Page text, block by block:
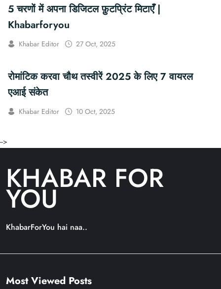
5 चरणों में अपना डिजिटल फ़ुटप्रिंट मिटाएँ |
Khabarforyou
Khabar Editor 27 Oct, 2025
रोमांटिक करवा चौथ तस्वीरें 2025 के लिए 7 वायरल
एआई संकेत
Khabar Editor 10 Oct, 2025
-->
KHABAR FOR
YOU
KhabarForYou hai naa..
Most Viewed Posts